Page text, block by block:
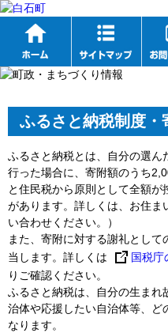
リンク集
ふるさと納税制度・
ふるさと納税とは、自分の選ん
行った場合に、寄附額のうち
と住民税から原則として全額
があります。詳しくは、お住ま
い合わせください。）
また、寄附に対する謝礼とし
当します。詳しくは
国税庁
りご確認ください。
ふるさと納税は、自分の生まれ
治体や応援したい自治体等、ど
なります。